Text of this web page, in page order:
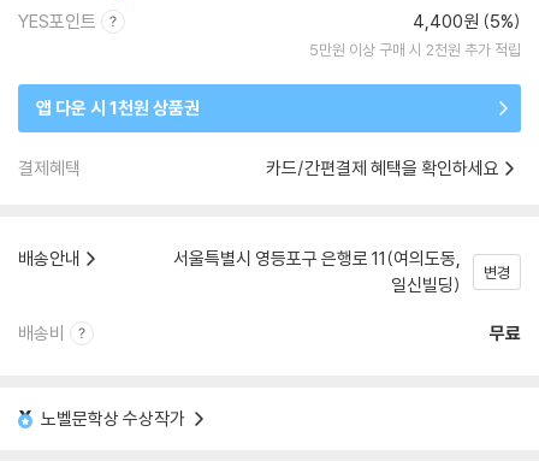
YES포인트 4,400원 (5%)
5만원 이상 구매 시 2천원 추가 적립
앱 다운 시 1천원 상품권
결제혜택 카드/간편결제 혜택을 확인하세요
배송안내
서울특별시 영등포구 은행로 11(여의도동,
일신빌딩)
변경
배송비 무료
노벨문학상 수상작가